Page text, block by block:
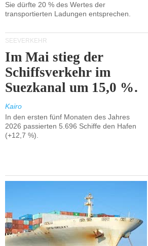
Sie dürfte 20 % des Wertes der
transportierten Ladungen entsprechen.
SEEVERKEHR
Im Mai stieg der
Schiffsverkehr im
Suezkanal um 15,0 %.
Kairo
In den ersten fünf Monaten des Jahres
2026 passierten 5.696 Schiffe den Hafen
(+12,7 %).